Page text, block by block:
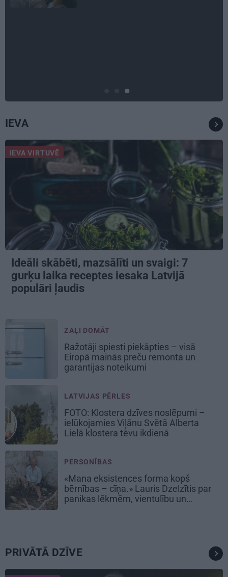
IEVA
IEVA VIRTUVĒ
Ideāli skābēti, mazsālīti un svaigi: 7
gurķu laika receptes iesaka Latvijā
populāri ļaudis
ZAĻI DOMĀT
Ražotāji spiesti piekāpties – visā
Eiropā mainās preču remonta un
garantijas noteikumi
LATVIJAS PĒRLES
FOTO: Klostera dzīves noslēpumi –
ielūkojamies Viļānu Svētā Alberta
Lielā klostera tēvu ikdienā
PERSONĪBAS
«Mana eksistences forma kopš
bērnības – cīņa.» Lauris Dzelzītis par
panikas lēkmēm, vientulību un
PRIVĀTĀ DZĪVE